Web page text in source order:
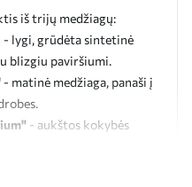
iš trijų medžiagų:
- lygi, grūdėta sintetinė
blizgiu paviršiumi.
- matinė medžiaga, panaši į
- aukštos kokybės